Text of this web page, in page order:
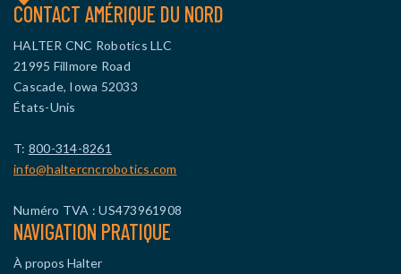
CONTACT AMÉRIQUE DU NORD
HALTER CNC Robotics LLC
21995 Fillmore Road
Cascade, Iowa 52033
États-Unis
T: 800-314-8261
info@haltercncrobotics.com
Numéro TVA : US473961908
NAVIGATION PRATIQUE
À propos Halter